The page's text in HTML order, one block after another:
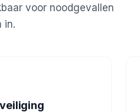
voor noodgevallen
in.